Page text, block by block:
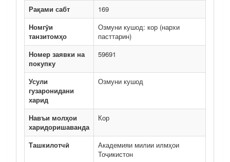
Рақами сабт
169
Номгӯи
танзитомҳо
Озмуни кушод: кор (нархи
пасттарин)
Номер заявки на
покупку
59691
Усули
гузаронидани
харид
Озмуни кушод
Навъи молҳои
харидоришаванда
Кор
Ташкилотчӣ
Академияи милии илмҳои
Тоҷикистон